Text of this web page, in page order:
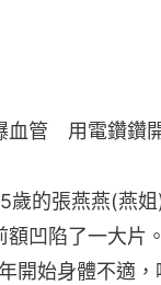
血管　用電鑽鑽
歲的張燕燕(燕
額凹陷了一大片
開始身體不適，